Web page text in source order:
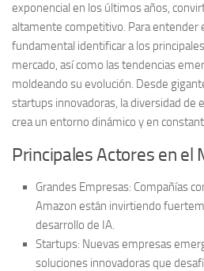
exponencial en los últimos años,
altamente competitivo. Para entender
fundamental identificar a los
mercado, así como las tendencias
moldeando su evolución. Desde
startups innovadoras, la diversidad de
crea un entorno dinámico y en
Principales Actores en el
Grandes Empresas: Compañías
Amazon están invirtiendo
desarrollo de IA.
Startups: Nuevas empresas
soluciones innovadoras que